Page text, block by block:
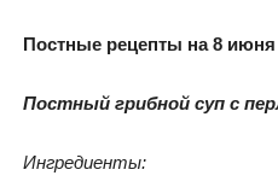
Постные рецепты на 8 июня
Постный грибной суп с
Ингредиенты: